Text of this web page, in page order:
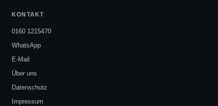
KONTAKT
0160 1215470
WhatsApp
E-Mail
Über uns
Datenschutz
Impressum